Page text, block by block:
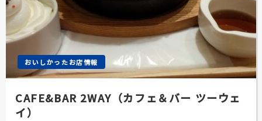
おいしかったお店情報
CAFE&BAR 2WAY（カフェ＆バー ツーウェ
イ）